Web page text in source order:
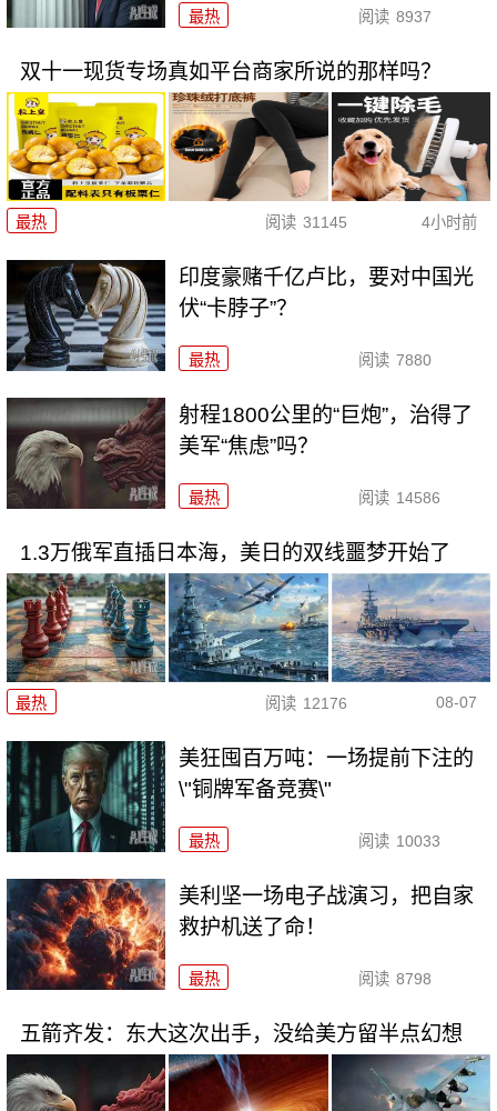
最热 阅读 8937
双十一现货专场真如平台商家所说的那样吗？
最热 阅读 31145 4小时前
印度豪赌千亿卢比，要对中国光
伏“卡脖子”？
最热 阅读 7880
射程1800公里的“巨炮”，治得了
美军“焦虑”吗？
最热 阅读 14586
1.3万俄军直插日本海，美日的双线噩梦开始了
最热 阅读 12176 08-07
美狂囤百万吨：一场提前下注的
\"铜牌军备竞赛\"
最热 阅读 10033
美利坚一场电子战演习，把自家
救护机送了命！
最热 阅读 8798
五箭齐发：东大这次出手，没给美方留半点幻想